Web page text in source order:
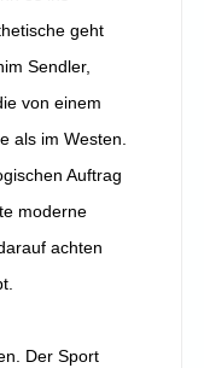
geht
Sendler,
von einem
als im Westen.
Auftrag
moderne
achten
Der Sport